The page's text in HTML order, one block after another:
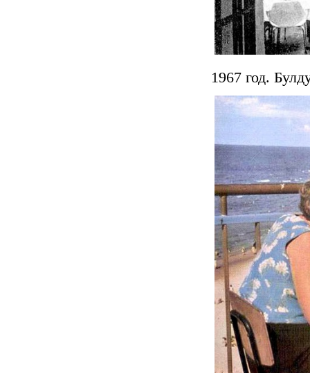
1967 год.